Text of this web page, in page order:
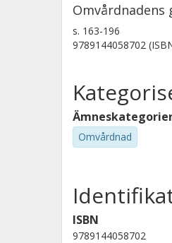
Omvårdnadens
s. 163-196
9789144058702
Ämneskategorier
Omvårdnad
ISBN
9789144058702